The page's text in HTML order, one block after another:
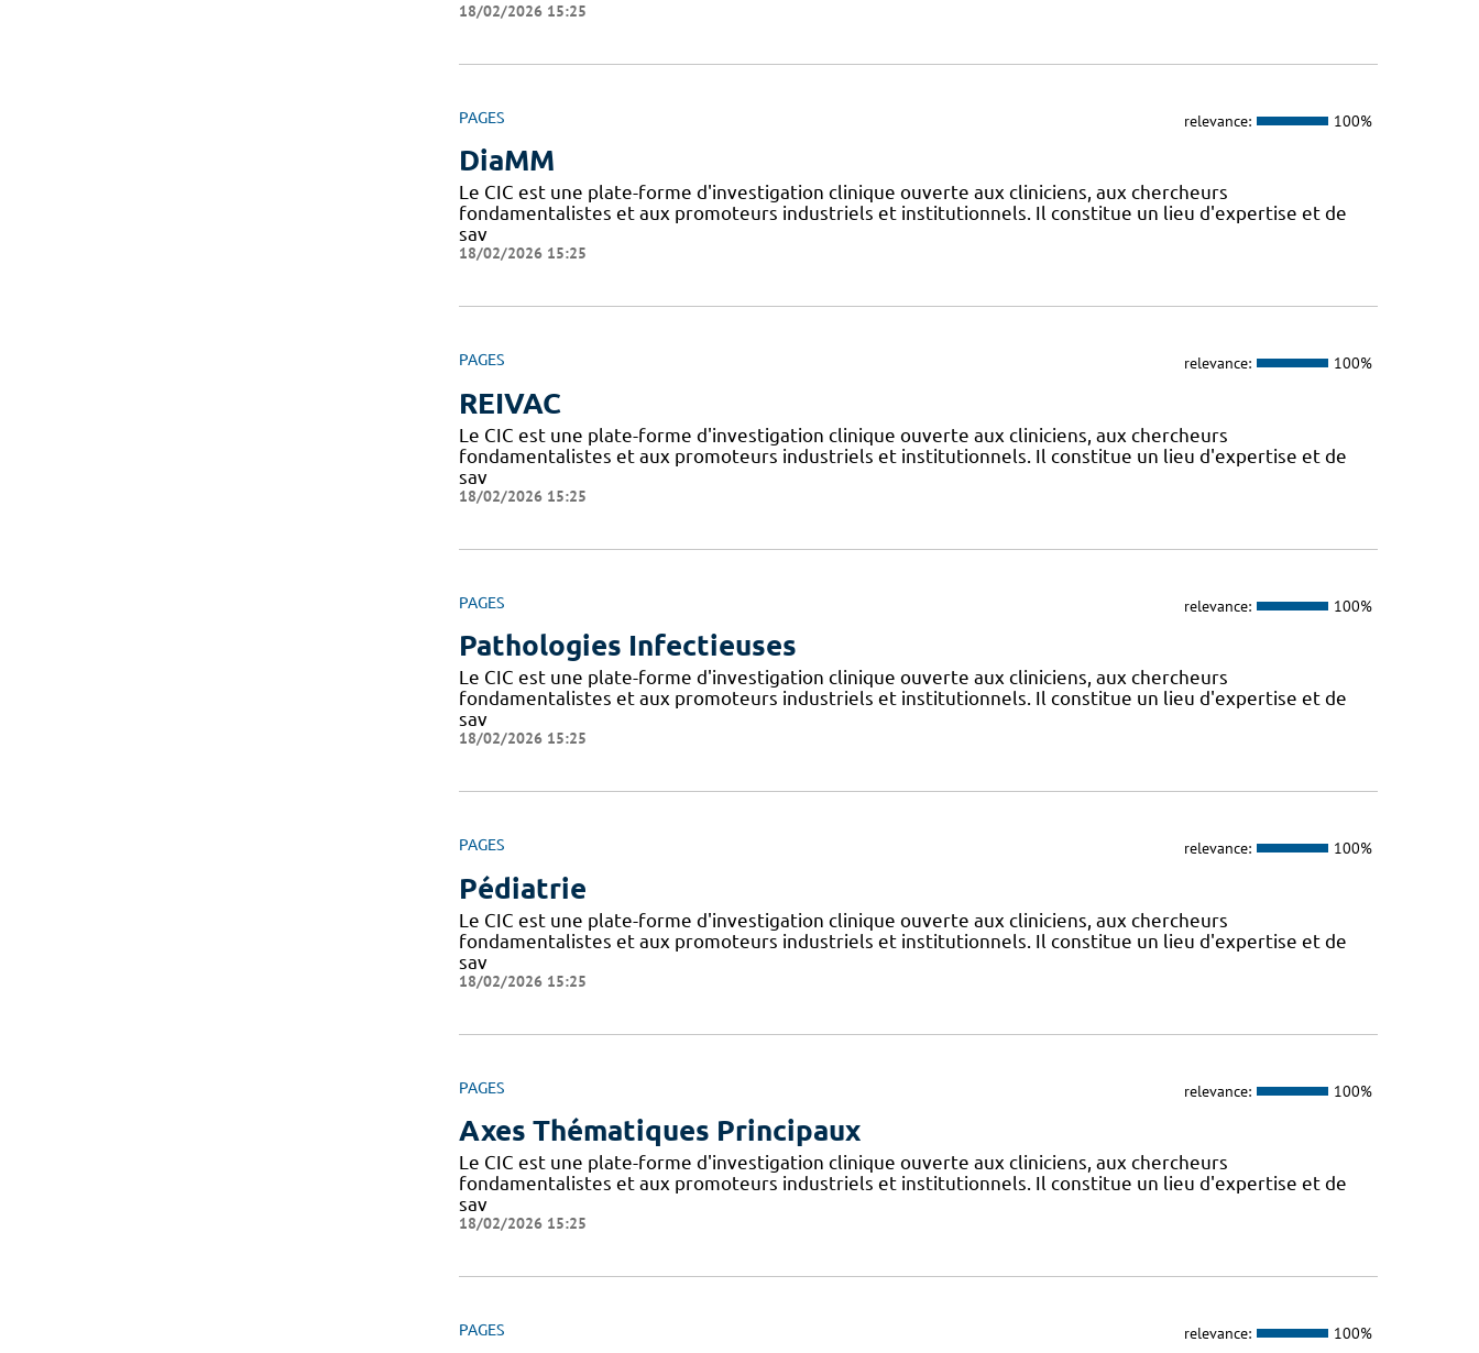
18/02/2026 15:25
PAGES relevance: 100%
DiaMM
Le CIC est une plate-forme d'investigation clinique ouverte aux cliniciens, aux chercheurs
fondamentalistes et aux promoteurs industriels et institutionnels. Il constitue un lieu d'expertise et de
sav
18/02/2026 15:25
PAGES relevance: 100%
REIVAC
Le CIC est une plate-forme d'investigation clinique ouverte aux cliniciens, aux chercheurs
fondamentalistes et aux promoteurs industriels et institutionnels. Il constitue un lieu d'expertise et de
sav
18/02/2026 15:25
PAGES relevance: 100%
Pathologies Infectieuses
Le CIC est une plate-forme d'investigation clinique ouverte aux cliniciens, aux chercheurs
fondamentalistes et aux promoteurs industriels et institutionnels. Il constitue un lieu d'expertise et de
sav
18/02/2026 15:25
PAGES relevance: 100%
Pédiatrie
Le CIC est une plate-forme d'investigation clinique ouverte aux cliniciens, aux chercheurs
fondamentalistes et aux promoteurs industriels et institutionnels. Il constitue un lieu d'expertise et de
sav
18/02/2026 15:25
PAGES relevance: 100%
Axes Thématiques Principaux
Le CIC est une plate-forme d'investigation clinique ouverte aux cliniciens, aux chercheurs
fondamentalistes et aux promoteurs industriels et institutionnels. Il constitue un lieu d'expertise et de
sav
18/02/2026 15:25
PAGES relevance: 100%